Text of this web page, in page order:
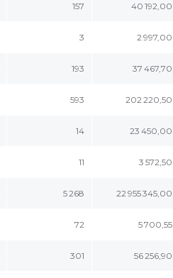
157 40 192,00
3 2 997,00
193 37 467,70
593 202 220,50
14 23 450,00
11 3 572,50
5 268 22 955 345,00
72 5 700,55
301 56 256,90